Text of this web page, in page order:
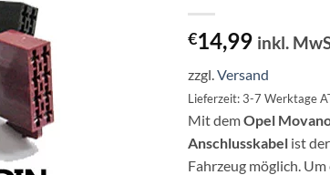
€14,99 inkl.
zzgl. Versand
Lieferzeit: 3-7 Werktage
Mit demOpel
Anschlusskabel ist
Fahrzeug möglich.